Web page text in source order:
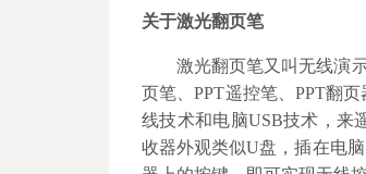
关于激光翻页笔
激光翻页笔又叫无线演
页笔、PPT遥控笔、PPT翻
线技术和电脑USB技术，来
收器外观类似U盘，插在电